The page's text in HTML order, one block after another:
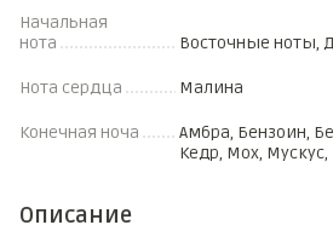
Начальная
нота
Восточные ноты,
Нота сердца Малина
Конечная ноча
Амбра, Бензоин,
Кедр, Мох, Мускус,
Описание